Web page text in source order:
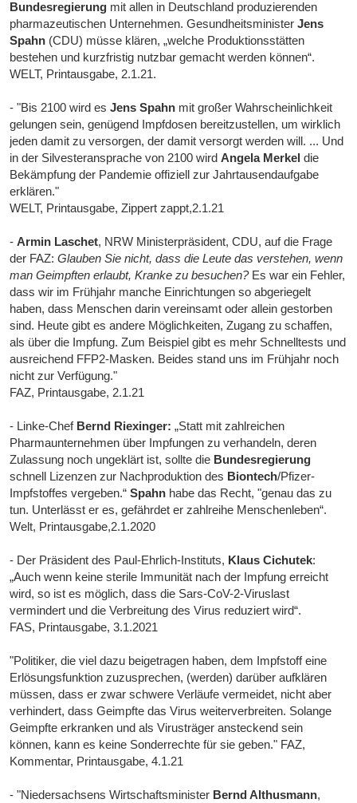
Bundesregierung mit allen in Deutschland produzierenden
pharmazeutischen Unternehmen. GesundheitsministerJens
Spahn (CDU) müsse klären, „welche Produktionsstätten
bestehen und kurzfristig nutzbar gemacht werden können“.
WELT, Printausgabe, 2.1.21.
- "Bis 2100 wird esJens Spahn mit großer Wahrscheinlichkeit
gelungen sein, genügend Impfdosen bereitzustellen, um wirklich
jeden damit zu versorgen, der damit versorgt werden will. ... Und
in der Silvesteransprache von 2100 wirdAngela Merkel die
Bekämpfung der Pandemie offiziell zur Jahrtausendaufgabe
erklären."
WELT, Printausgabe, Zippert zappt,2.1.21
-Armin Laschet, NRW Ministerpräsident, CDU, auf die Frage
der FAZ:Glauben Sie nicht, dass die Leute das verstehen, wenn
man Geimpften erlaubt, Kranke zu besuchen?Es war ein Fehler,
dass wir im Frühjahr manche Einrichtungen so abgeriegelt
haben, dass Menschen darin vereinsamt oder allein gestorben
sind. Heute gibt es andere Möglichkeiten, Zugang zu schaffen,
als über die Impfung. Zum Beispiel gibt es mehr Schnelltests und
ausreichend FFP2-Masken. Beides stand uns im Frühjahr noch
nicht zur Verfügung."
FAZ, Printausgabe, 2.1.21
- Linke-Chef Bernd Riexinger: „Statt mit zahlreichen
Pharmaunternehmen über Impfungen zu verhandeln, deren
Zulassung noch ungeklärt ist, sollte die Bundesregierung
schnell Lizenzen zur Nachproduktion des Biontech/Pfizer-
Impfstoffes vergeben.“Spahn habe das Recht, "genau das zu
tun. Unterlässt er es, gefährdet er zahlreihe Menschenleben“.
Welt, Printausgabe,2.1.2020
- Der Präsident des Paul-Ehrlich-Instituts, Klaus Cichutek:
„Auch wenn keine sterile Immunität nach der Impfung erreicht
wird, so ist es möglich, dass die Sars-CoV-2-Viruslast
vermindert und die Verbreitung des Virus reduziert wird“.
FAS, Printausgabe, 3.1.2021
"Politiker, die viel dazu beigetragen haben, dem Impfstoff eine
Erlösungsfunktion zuzusprechen, (werden) darüber aufklären
müssen, dass er zwar schwere Verläufe vermeidet, nicht aber
verhindert, dass Geimpfte das Virus weiterverbreiten. Solange
Geimpfte erkranken und als Virusträger ansteckend sein
können, kann es keine Sonderrechte für sie geben." FAZ,
Kommentar, Printausgabe, 4.1.21
- "Niedersachsens Wirtschaftsminister Bernd Althusmann,